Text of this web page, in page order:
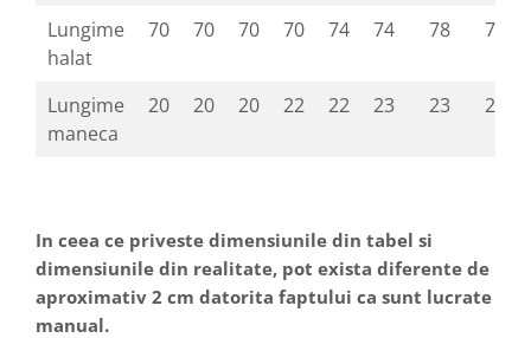
Lungime
halat
70 70 70 70 74 74 78 78
Lungime
maneca
20 20 20 22 22 23 23 24
In ceea ce priveste dimensiunile din tabel si
dimensiunile din realitate, pot exista diferente de
aproximativ 2 cm datorita faptului ca sunt lucrate
manual.